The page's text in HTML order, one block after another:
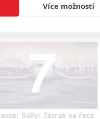
7
Sully: Zázrak na řece
Více možností